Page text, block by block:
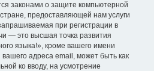
законами о защите компьютерной
предоставляющей нам услуги
при регистрации в
— это высшая точка развития
языка!», кроме вашего имени
адреса email, может быть как
ко вводу, на усмотрение